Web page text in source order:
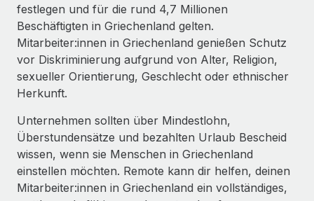
Background-Checks
Einfacheres Bewerber:innen-Screening
Compliance Watchtower
Lückenlose Compliance
Globale Bereitstellung und Verfolgung von IT-
Geräten
Gründung von Niederlassungen
Schnelle, rechtssichere Gründung von
FALLSTUDIEN
So hat der KI-Vorreiter Weaviate sein Team mit
Remote um 120 % vergrößert
Weaviate auf einen Blick Weaviate entwickelt KI-basierte
Mehr erfahren
Reverse Tech und Remote für Contractor
Hol dir Unterstützung
Alle Ressourcen anzeigen
BLOG
EOR und PEO
Contractor Management
Steuern
festlegen und für die rund 4,7 Millionen
Beschäftigten in Griechenland gelten.
Mitarbeiter:innen in Griechenland genießen Schutz
vor Diskriminierung aufgrund von Alter, Religion,
sexueller Orientierung, Geschlecht oder ethnischer
Herkunft.
Unternehmen sollten über Mindestlohn,
Überstundensätze und bezahlten Urlaub Bescheid
wissen, wenn sie Menschen in Griechenland
einstellen möchten. Remote kann dir helfen, deinen
Mitarbeiter:innen in Griechenland ein vollständiges,